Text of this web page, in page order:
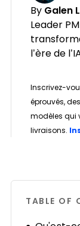
By Galen
Leader
l’ère de
Inscrivez-
éprouvés,
modèles qui
livraisons.
TABLE OF